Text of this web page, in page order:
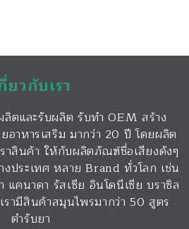
ยวกับเรา
ลิตและรับผลิต รับทำ OEM สร้าง
าหารเสริม มากว่า 20 ปี โดยผลิต
าสินค้า ให้กับผลิตภัณฑ์ชื่อเสียงดังๆ
งประเทศ หลาย Brand ทั่วโลก เช่น
คนาดา รัสเซีย อินโดนีเซีย บราซิล
รามีสินค้าสมุนไพรมากว่า 50 สูตร
ตำรับยา